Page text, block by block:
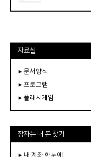
자료실
▸ 문서양식
▸ 프로그램
▸ 플래시게임
잠자는 내 돈 찾기
▸ 내 계좌 한눈에